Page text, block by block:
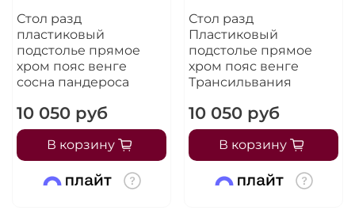
Стол разд
пластиковый
подстолье прямое
хром пояс венге
сосна пандероса
10 050 руб
В корзину
Стол разд
Пластиковый
подстолье прямое
хром пояс венге
Трансильвания
10 050 руб
В корзину